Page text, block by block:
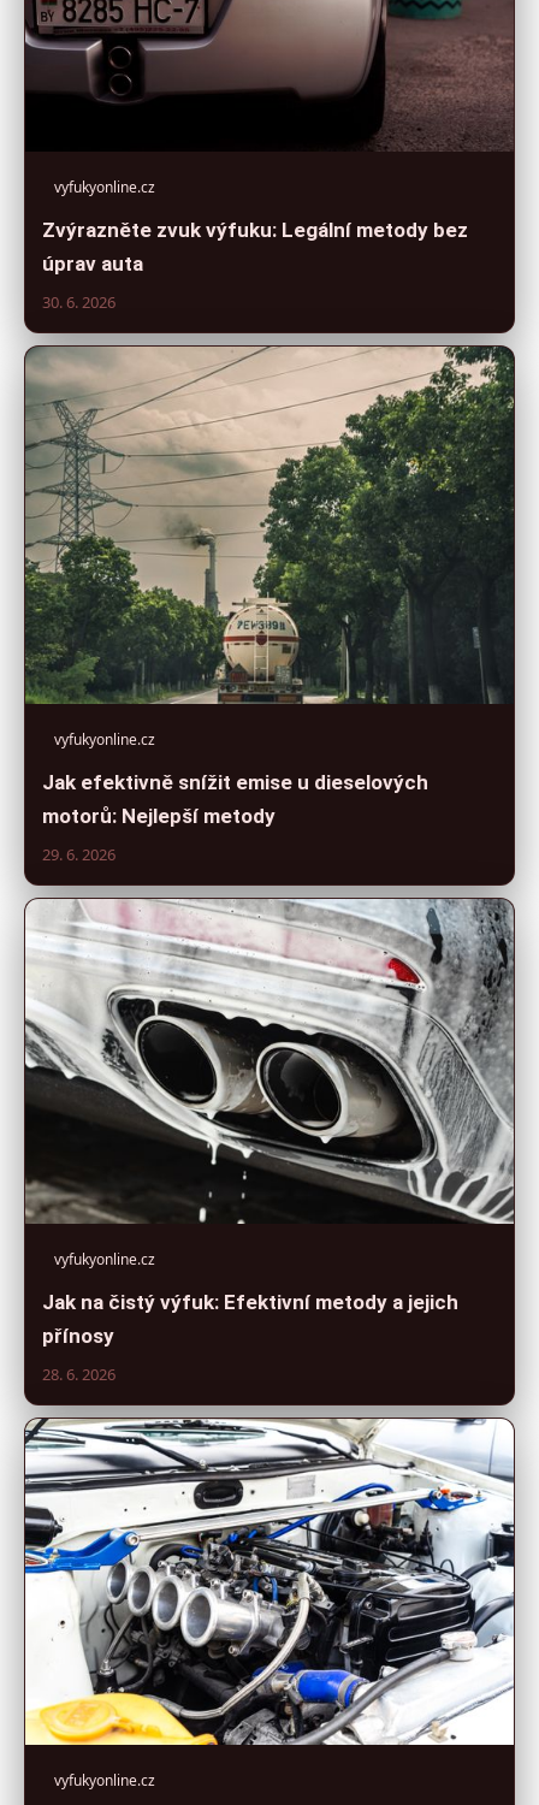
vyfukyonline.cz
Zvýrazněte zvuk výfuku: Legální metody bez
úprav auta
30. 6. 2026
vyfukyonline.cz
Jak efektivně snížit emise u dieselových
motorů: Nejlepší metody
29. 6. 2026
vyfukyonline.cz
Jak na čistý výfuk: Efektivní metody a jejich
přínosy
28. 6. 2026
vyfukyonline.cz